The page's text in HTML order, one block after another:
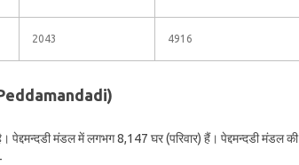
2043 4916
मंडल में लगभग 8,147 घर (परिवार) हैं। पेद्दमन्दडी मंडल की